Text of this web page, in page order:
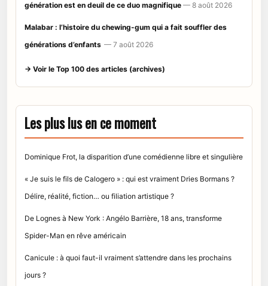
génération est en deuil de ce duo magnifique — 8 août 2026
Malabar : l’histoire du chewing-gum qui a fait souffler des
générations d’enfants — 7 août 2026
→ Voir le Top 100 des articles (archives)
Les plus lus en ce moment
Dominique Frot, la disparition d’une comédienne libre et singulière
« Je suis le fils de Calogero » : qui est vraiment Dries Bormans ?
Délire, réalité, fiction… ou filiation artistique ?
De Lognes à New York : Angélo Barrière, 18 ans, transforme
Spider-Man en rêve américain
Canicule : à quoi faut-il vraiment s’attendre dans les prochains
jours ?